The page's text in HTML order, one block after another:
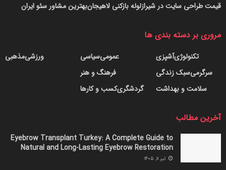
پیشنهاد عملی
هر شب قبل از خواب، ۳ اولویت اصلی فردا را مشخص کنید و فقط
روی آن‌ها تمرکز کنید.
۵. شکرگزاری و مثبت‌اندیشی
ذهن ما قدرتی شگفت‌انگیز دارد. وقتی بر داشته‌هایمان تمرکز کنیم،
حالمان بهتر می‌شود و فرصت‌های بیشتری جذب می‌کنیم.
بهترین مشاور سئو ایرانلوله بازکنی لاهیجانقیمت طراحی سایت در شیراز
مروری بر دسته بندی ها
آشپزیتکنولوژی
سبک زندگیسرگرمی
سلامت و بهداشت
سیاسیعمومی
فرهنگ و هنر
کسب و کارهاگردشگری
مذهبیورزشی
آخرین مطالب
Eyebrow Transplant Turkey: A Complete Guide to
Natural and Long-Lasting Eyebrow Restoration
تیر ۱۱, ۱۴۰۵